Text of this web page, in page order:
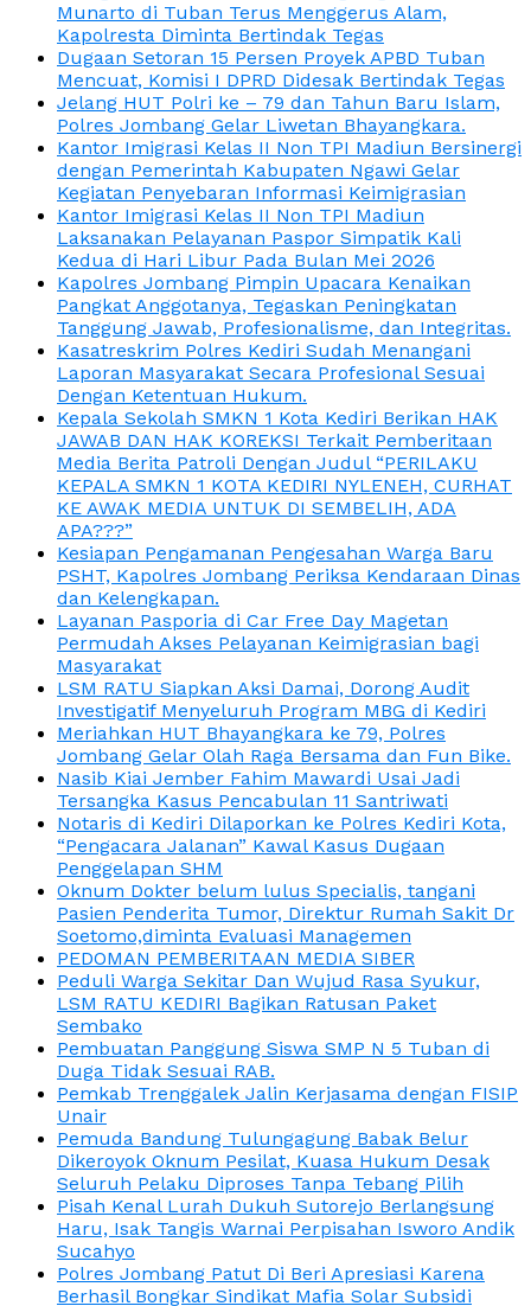
Munarto di Tuban Terus Menggerus Alam,
Kapolresta Diminta Bertindak Tegas
Dugaan Setoran 15 Persen Proyek APBD Tuban
Mencuat, Komisi I DPRD Didesak Bertindak Tegas
Jelang HUT Polri ke – 79 dan Tahun Baru Islam,
Polres Jombang Gelar Liwetan Bhayangkara.
Kantor Imigrasi Kelas II Non TPI Madiun Bersinergi
dengan Pemerintah Kabupaten Ngawi Gelar
Kegiatan Penyebaran Informasi Keimigrasian
Kantor Imigrasi Kelas II Non TPI Madiun
Laksanakan Pelayanan Paspor Simpatik Kali
Kedua di Hari Libur Pada Bulan Mei 2026
Kapolres Jombang Pimpin Upacara Kenaikan
Pangkat Anggotanya, Tegaskan Peningkatan
Tanggung Jawab, Profesionalisme, dan Integritas.
Kasatreskrim Polres Kediri Sudah Menangani
Laporan Masyarakat Secara Profesional Sesuai
Dengan Ketentuan Hukum.
Kepala Sekolah SMKN 1 Kota Kediri Berikan HAK
JAWAB DAN HAK KOREKSI Terkait Pemberitaan
Media Berita Patroli Dengan Judul “PERILAKU
KEPALA SMKN 1 KOTA KEDIRI NYLENEH, CURHAT
KE AWAK MEDIA UNTUK DI SEMBELIH, ADA
APA???”
Kesiapan Pengamanan Pengesahan Warga Baru
PSHT, Kapolres Jombang Periksa Kendaraan Dinas
dan Kelengkapan.
Layanan Pasporia di Car Free Day Magetan
Permudah Akses Pelayanan Keimigrasian bagi
Masyarakat
LSM RATU Siapkan Aksi Damai, Dorong Audit
Investigatif Menyeluruh Program MBG di Kediri
Meriahkan HUT Bhayangkara ke 79, Polres
Jombang Gelar Olah Raga Bersama dan Fun Bike.
Nasib Kiai Jember Fahim Mawardi Usai Jadi
Tersangka Kasus Pencabulan 11 Santriwati
Notaris di Kediri Dilaporkan ke Polres Kediri Kota,
“Pengacara Jalanan” Kawal Kasus Dugaan
Penggelapan SHM
Oknum Dokter belum lulus Specialis, tangani
Pasien Penderita Tumor, Direktur Rumah Sakit Dr
Soetomo,diminta Evaluasi Managemen
PEDOMAN PEMBERITAAN MEDIA SIBER
Peduli Warga Sekitar Dan Wujud Rasa Syukur,
LSM RATU KEDIRI Bagikan Ratusan Paket
Sembako
Pembuatan Panggung Siswa SMP N 5 Tuban di
Duga Tidak Sesuai RAB.
Pemkab Trenggalek Jalin Kerjasama dengan FISIP
Unair
Pemuda Bandung Tulungagung Babak Belur
Dikeroyok Oknum Pesilat, Kuasa Hukum Desak
Seluruh Pelaku Diproses Tanpa Tebang Pilih
Pisah Kenal Lurah Dukuh Sutorejo Berlangsung
Haru, Isak Tangis Warnai Perpisahan Isworo Andik
Sucahyo
Polres Jombang Patut Di Beri Apresiasi Karena
Berhasil Bongkar Sindikat Mafia Solar Subsidi